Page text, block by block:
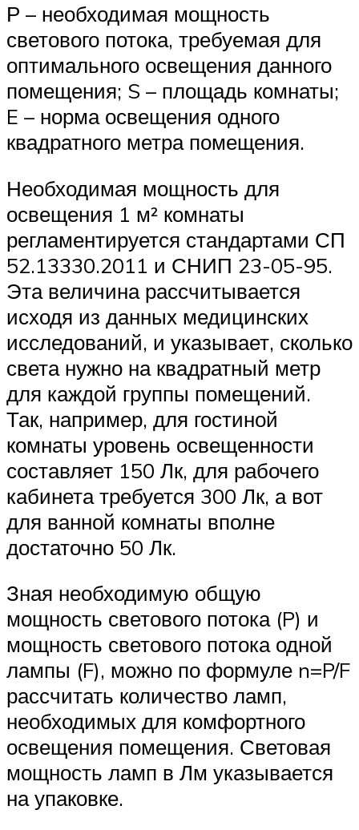
Р – необходимая мощность
светового потока, требуемая для
оптимального освещения данного
помещения; S – площадь комнаты;
E – норма освещения одного
квадратного метра помещения.
Необходимая мощность для
освещения 1 м² комнаты
регламентируется стандартами СП
52.13330.2011 и СНИП 23-05-95.
Эта величина рассчитывается
исходя из данных медицинских
исследований, и указывает, сколько
света нужно на квадратный метр
для каждой группы помещений.
Так, например, для гостиной
комнаты уровень освещенности
составляет 150 Лк, для рабочего
кабинета требуется 300 Лк, а вот
для ванной комнаты вполне
достаточно 50 Лк.
Зная необходимую общую
мощность светового потока (P) и
мощность светового потока одной
лампы (F), можно по формуле n=P/F
рассчитать количество ламп,
необходимых для комфортного
освещения помещения. Световая
мощность ламп в Лм указывается
на упаковке.